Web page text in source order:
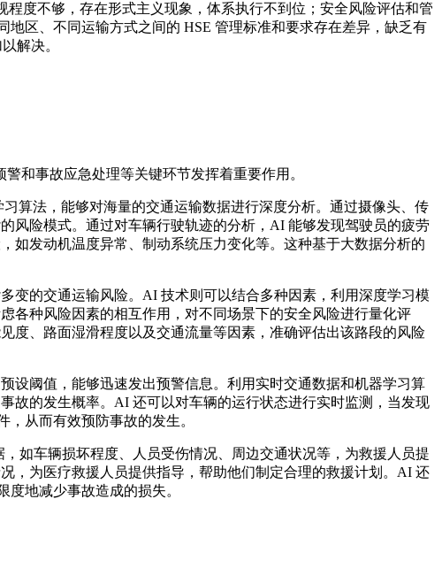
度不够，存在形式主义现象，体系执行不到位；安全风险评估和管
区、不同运输方式之间的 HSE 管理标准和要求存在差异，缺乏有
解决。
和事故应急处理等关键环节发挥着重要作用。
算法，能够对海量的交通运输数据进行深度分析。通过摄像头、传
风险模式。通过对车辆行驶轨迹的分析，AI 能够发现驾驶员的疲劳
如发动机温度异常、制动系统压力变化等。这种基于大数据分析的
变的交通运输风险。AI 技术则可以结合多种因素，利用深度学习模
各种风险因素的相互作用，对不同场景下的安全风险进行量化评
度、路面湿滑程度以及交通流量等因素，准确评估出该路段的风险
设阈值，能够迅速发出预警信息。利用实时交通数据和机器学习算
故的发生概率。AI 还可以对车辆的运行状态进行实时监测，当发现
从而有效预防事故的发生。
如车辆损坏程度、人员受伤情况、周边交通状况等，为救援人员提
，为医疗救援人员提供指导，帮助他们制定合理的救援计划。AI 还
地减少事故造成的损失。